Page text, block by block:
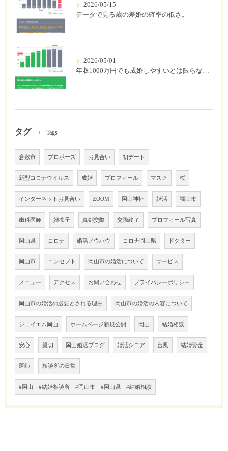
2026/05/15
データで見る歳の差婚の確率の低さ。
2026/05/01
年収1000万円でも成婚しやすいとは限らない? 「年収帯別の成婚率」のリアル
タグ Tags
倉敷市 プロポーズ お見合い 初デート
新型コロナウイルス 成婚 プロフィール マスク 桜
インターネットお見合い ZOOM 岡山神社 婚活 福山市
歯科医師 婿養子 真剣交際 交際終了 プロフィール写真
岡山県 コロナ 婚活ノウハウ コロナ岡山県 ドクター
岡山市 コンセプト 岡山市の婚活について サービス
メニュー アクセス お問い合わせ プライバシーポリシー
岡山市の婚活の必要とされる理由 岡山市の婚活の内容について
ジェイエム岡山 ホームページ新規公開 岡山 結婚相談
安心 親切 岡山婚活ブログ 婚活シニア 台風 結婚資金
医師 相談所の日常
#岡山 #結婚相談所 #岡山市 #岡山県 #結婚相談